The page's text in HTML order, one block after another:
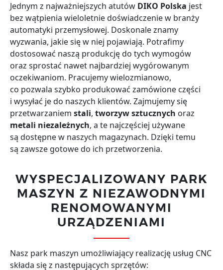
Jednym z najważniejszych atutów DIKO Polska jest
bez wątpienia wieloletnie doświadczenie w branży
automatyki przemysłowej. Doskonale znamy
wyzwania, jakie się w niej pojawiają. Potrafimy
dostosować naszą produkcję do tych wymogów
oraz sprostać nawet najbardziej wygórowanym
oczekiwaniom. Pracujemy wielozmianowo,
co pozwala szybko produkować zamówione części
i wysyłać je do naszych klientów. Zajmujemy się
przetwarzaniem stali, tworzyw sztucznych oraz
metali niezależnych, a te najczęściej używane
są dostępne w naszych magazynach. Dzięki temu
są zawsze gotowe do ich przetworzenia.
WYSPECJALIZOWANY PARK
MASZYN Z NIEZAWODNYMI
RENOMOWANYMI
URZĄDZENIAMI
Nasz park maszyn umożliwiający realizację usług CNC
składa się z następujących sprzętów: